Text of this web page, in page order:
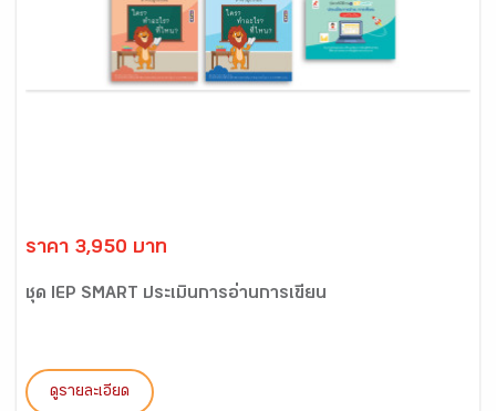
ราคา 3,950 บาท
ชุด IEP SMART ประเมินการอ่านการเขียน
ดูรายละเอียด